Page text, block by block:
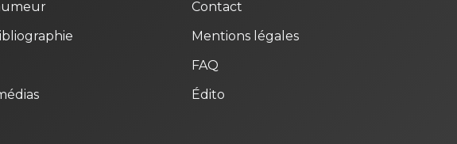
Contact
Mentions légales
FAQ
Édito